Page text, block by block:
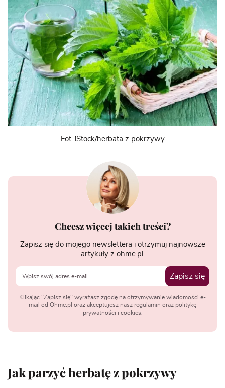
Fot. iStock/herbata z pokrzywy
Chcesz więcej takich treści?
Zapisz się do mojego newslettera i otrzymuj najnowsze
artykuły z ohme.pl.
Zapisz się
Klikając "Zapisz się" wyrażasz zgodę na otrzymywanie wiadomości e-
mail od Ohme.pl oraz akceptujesz nasz regulamin oraz politykę
prywatności i cookies.
Jak parzyć herbatę z pokrzywy